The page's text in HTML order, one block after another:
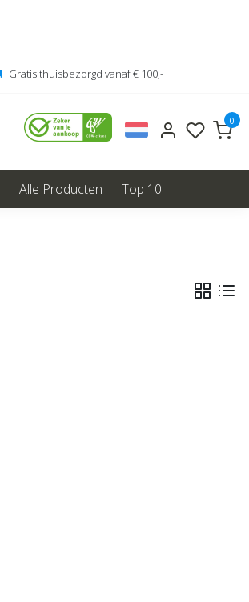
Gratis thuisbezorgd vanaf € 100,-
0
Alle Producten Top 10